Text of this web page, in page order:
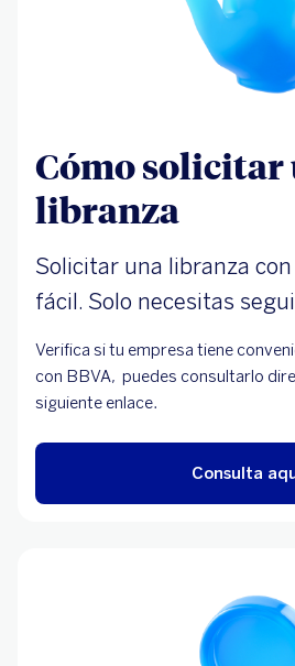
Cómo solicitar
libranza
Solicitar una libranza con
fácil. Solo necesitas
Verifica si tu empresa tiene
con BBVA, puedes consultarlo
siguiente enlace.
Consulta